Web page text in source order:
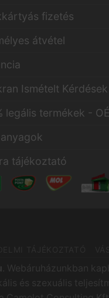
fizetés
átvétel
Ismételt Kérdések
legális termékek -
tájékoztató
. Webáruházunkban
és szexuális